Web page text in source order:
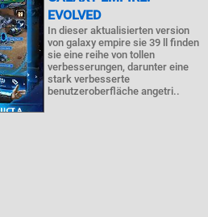
EVOLVED
In dieser aktualisierten version
von galaxy empire sie 39 ll finden
sie eine reihe von tollen
verbesserungen, darunter eine
stark verbesserte
benutzeroberfläche angetri..